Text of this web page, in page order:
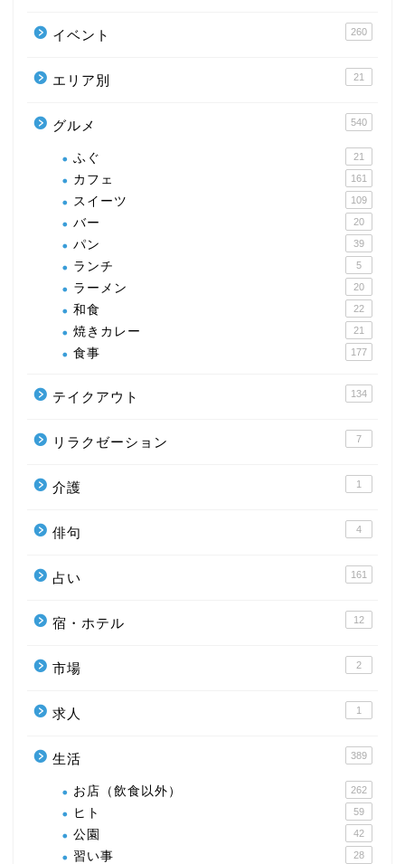
イベント 260
エリア別 21
グルメ 540
ふぐ 21
カフェ 161
スイーツ 109
バー 20
パン 39
ランチ 5
ラーメン 20
和食 22
焼きカレー 21
食事 177
テイクアウト 134
リラクゼーション 7
介護 1
俳句 4
占い 161
宿・ホテル 12
市場 2
求人 1
生活 389
お店（飲食以外） 262
ヒト 59
公園 42
習い事 28